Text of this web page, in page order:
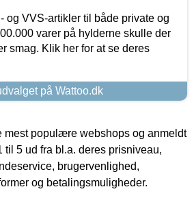
og VVS-artikler til både private og
varer på hylderne skulle der
smag. Klik her for at se deres
på Wattoo.dk
mest populære webshops og anmeldt
til 5 ud fra bl.a. deres prisniveau,
brugervenlighed,
og betalingsmuligheder.